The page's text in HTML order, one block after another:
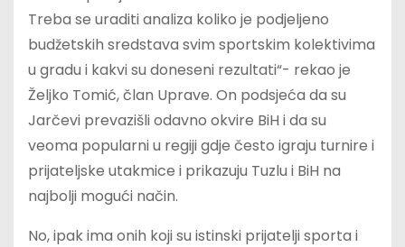
Treba se uraditi analiza koliko je podjeljeno
budžetskih sredstava svim sportskim kolektivima
u gradu i kakvi su doneseni rezultati“- rekao je
Željko Tomić, član Uprave. On podsjeća da su
Jarčevi prevazišli odavno okvire BiH i da su
veoma popularni u regiji gdje često igraju turnire i
prijateljske utakmice i prikazuju Tuzlu i BiH na
najbolji mogući način.
No, ipak ima onih koji su istinski prijatelji sporta i